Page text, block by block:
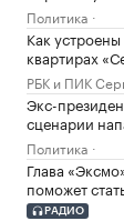
Политика
Как
квартирах
РБК и ПИК
Экс-
сценарии
Политика
Глава
поможет
РАДИО